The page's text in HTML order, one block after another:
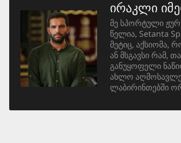
ირაკლი
მე სპორტული
წელია, Setanta
მეტიც, აქსიომა,
ან მსგავსი რამ,
განუყოფელი
ახლო
ლაბირინთებში